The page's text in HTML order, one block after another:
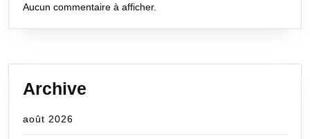
Aucun commentaire à afficher.
Archive
août 2026